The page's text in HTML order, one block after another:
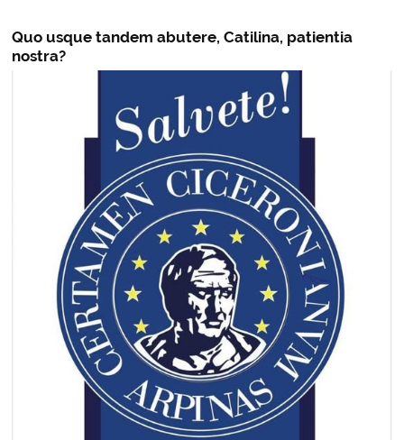
Quo usque tandem abutere, Catilina, patientia
nostra?